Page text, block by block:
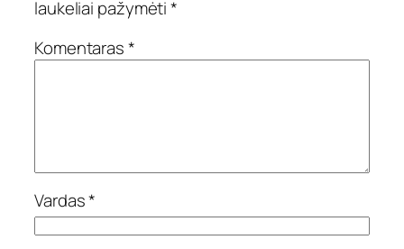
laukeliai pažymėti*
Komentaras*
Vardas*